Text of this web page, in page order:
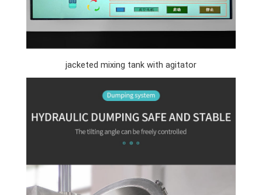
jacketed mixing tank with agitator